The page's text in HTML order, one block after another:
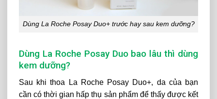
Dùng La Roche Posay Duo+ trước hay sau kem dưỡng?
Dùng La Roche Posay Duo bao lâu thì dùng
kem dưỡng?
Sau khi thoa La Roche Posay Duo+, da của bạn
cần có thời gian hấp thụ sản phẩm để thấy được kết